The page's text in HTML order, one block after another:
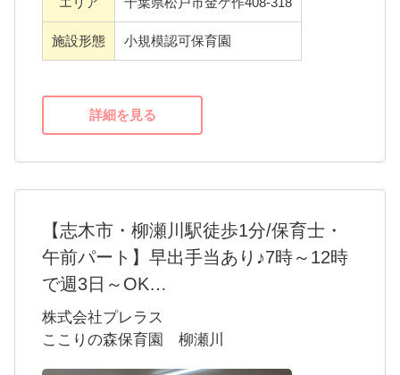
他事業をを展開している福祉関係会社です。
子育て中の女性が幅広く活躍しており、社員
からの意見を受け入れ、働きやすい環境づく
施設形態 小規模認可保育園
詳細を見る
【志木市・柳瀬川駅徒歩1分/保育士・
午前パート】早出手当あり♪7時～12時
で週3日～OK
＜ここりの森保育園 柳瀬川＞
当園は志木市にある小規模認可保育園です。
一人ひとりの子どもたちの個性や感情を尊重
株式会社プレラス
ここりの森保育園 柳瀬川